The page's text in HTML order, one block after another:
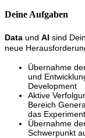
Deine Aufgaben
Data und AI sind
neue
Übernahme
und
Development
Aktive
Bereich
das
Übernahme
Schwerpunkt